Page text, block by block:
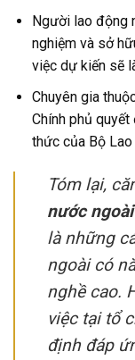
Người lao động
nghiệm và sở
việc dự kiến sẽ
Chuyên gia
Chính phủ
thức của Bộ
Tóm lại,
nước ngoài
là những
ngoài có
nghề cao.
việc tại tổ
định đáp